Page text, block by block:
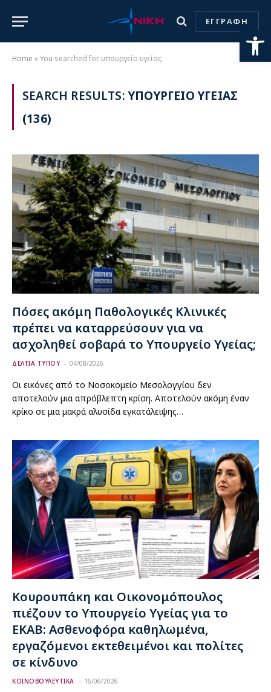
ΕΓΓΡΑΦΗ
Home »You searched for υπουργείο υγείας
SEARCH RESULTS:ΥΠΟΥΡΓΕΙΟ ΥΓΕΙΑΣ
(136)
Πόσες ακόμη Παθολογικές Κλινικές
πρέπει να καταρρεύσουν για να
ασχοληθεί σοβαρά το Υπουργείο Υγείας;
ΔΕΛΤΙΑ ΤΥΠΟΥ 04/08/2026
Οι εικόνες από το Νοσοκομείο Μεσολογγίου δεν
αποτελούν μια απρόβλεπτη κρίση. Αποτελούν ακόμη έναν
κρίκο σε μια μακρά αλυσίδα εγκατάλειψης…
Κουρουπάκη και Οικονομόπουλος
πιέζουν το Υπουργείο Υγείας για το
ΕΚΑΒ: Ασθενοφόρα καθηλωμένα,
εργαζόμενοι εκτεθειμένοι και πολίτες
σε κίνδυνο
ΚΟΙΝΟΒΟΥΛΕΥΤΙΚΑ 16/06/2026